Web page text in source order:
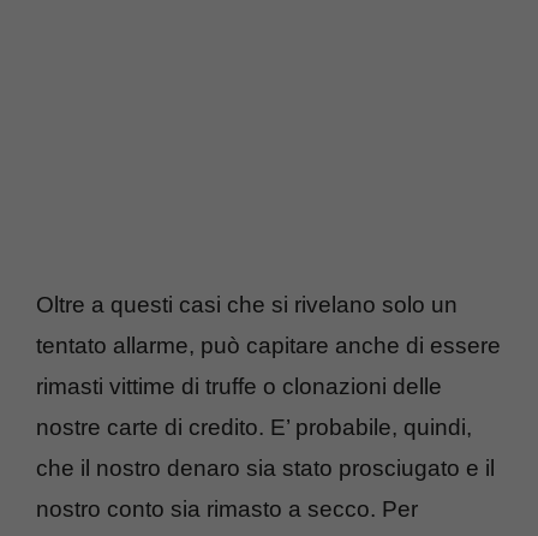
Oltre a questi casi che si rivelano solo un
tentato allarme, può capitare anche di essere
rimasti vittime di truffe o clonazioni delle
nostre carte di credito. E’ probabile, quindi,
che il nostro denaro sia stato prosciugato e il
nostro conto sia rimasto a secco. Per